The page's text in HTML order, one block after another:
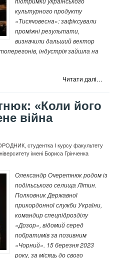
культурного продукту
«Тисячовесна»: зафіксували
проміжні результати,
визначили дальший вектор
індустрія зайшла на
Читати далі…
«Коли його
війна
студентка І курсу факультету
імені Бориса Грінченка
Олександр Очеретнюк родом із
подільського селища Літин.
Полковник Державної
прикордонної служби України,
командир спецпідрозділу
«Дозор», відомий серед
побратимів за позивним
«Чорний». 15 березня 2023
року, за місяць до свого